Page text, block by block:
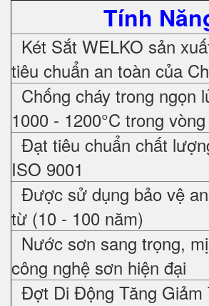
Tính
Két Sắt WELKO sản
tiêu chuẩn an toàn của
Chống cháy trong ngọn
1000 - 1200°C trong
Đạt tiêu chuẩn chất
ISO 9001
Được sử dụng bảo vệ
từ (10 - 100 năm)
Nước sơn sang trọng,
công nghệ sơn hiện đại
Đợt Di Động Tăng Giảm